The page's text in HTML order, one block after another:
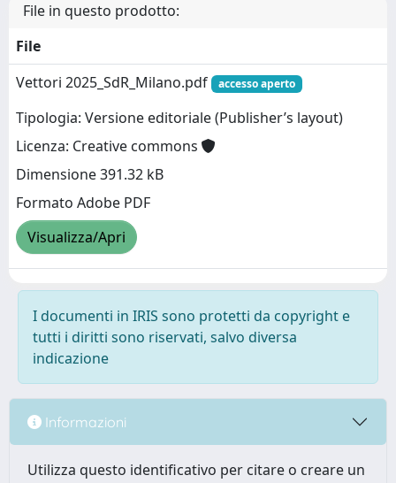
File in questo prodotto:
File
Vettori 2025_SdR_Milano.pdf
accesso aperto
Tipologia: Versione editoriale (Publisher’s layout)
Licenza: Creative commons
Dimensione 391.32 kB
Formato Adobe PDF
Visualizza/Apri
I documenti in IRIS sono protetti da copyright e
tutti i diritti sono riservati, salvo diversa
indicazione
Informazioni
Utilizza questo identificativo per citare o creare un